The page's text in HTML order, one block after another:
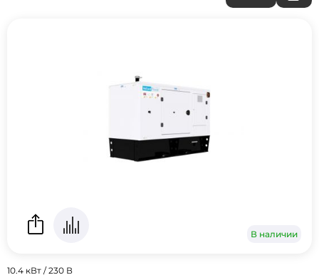
В наличии
10.4 кВт / 230 В